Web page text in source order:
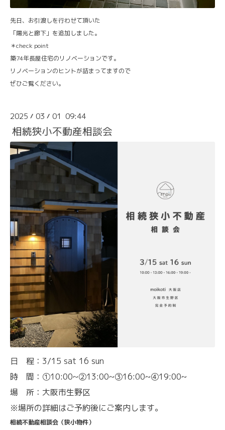
先日、お引渡しを行わせて頂いた
「陽光と廊下」を追加しました。
＊check point
築74年長屋住宅のリノベーションです。
リノベーションのヒントが詰まってますので
ぜひご覧ください。
2025 / 03 / 01 09:44
相続狭小不動産相談会
日 程：3/15 sat 16 sun
時 間：①10:00~②13:00~③16:00~④19:00~
場 所：大阪市生野区
※場所の詳細はご予約後にご案内します。
相続不動産相談会（狭小物件）